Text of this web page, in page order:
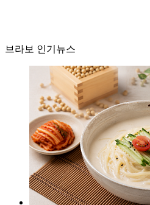
브라보 인기뉴스